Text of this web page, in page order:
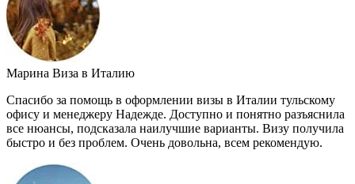
Марина Виза в Италию
Спасибо за помощь в оформлении визы в Италии тульскому
офису и менеджеру Надежде. Доступно и понятно разъяснила
все нюансы, подсказала наилучшие варианты. Визу получила
быстро и без проблем. Очень довольна, всем рекомендую.